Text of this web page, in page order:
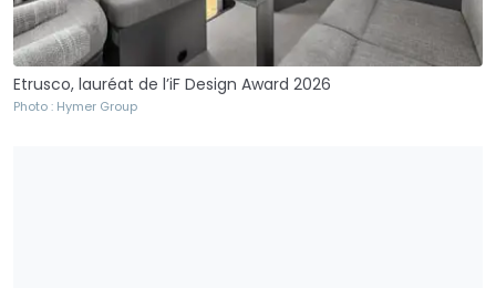
Etrusco, lauréat de l’iF Design Award 2026
Photo : Hymer Group